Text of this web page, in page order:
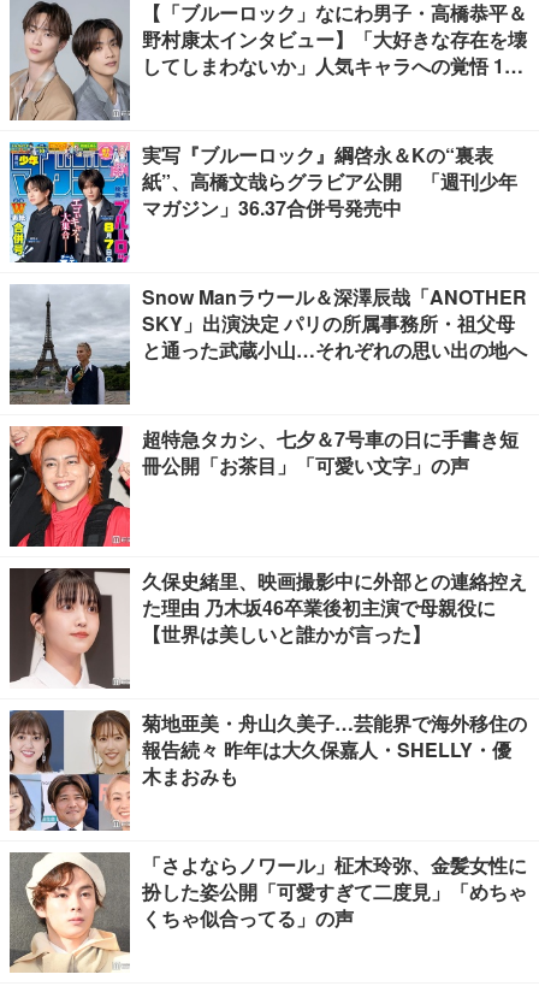
【「ブルーロック」なにわ男子・高橋恭平＆
野村康太インタビュー】「大好きな存在を壊
してしまわないか」人気キャラへの覚悟 10
実写『ブルーロック』綱啓永＆Kの“裏表
紙”、高橋文哉らグラビア公開 「週刊少年
マガジン」36.37合併号発売中
Snow Manラウール＆深澤辰哉「ANOTHER
SKY」出演決定 パリの所属事務所・祖父母
と通った武蔵小山…それぞれの思い出の地へ
超特急タカシ、七夕＆7号車の日に手書き短
冊公開「お茶目」「可愛い文字」の声
久保史緒里、映画撮影中に外部との連絡控え
た理由 乃木坂46卒業後初主演で母親役に
【世界は美しいと誰かが言った】
菊地亜美・舟山久美子…芸能界で海外移住の
報告続々 昨年は大久保嘉人・SHELLY・優
木まおみも
「さよならノワール」柾木玲弥、金髪女性に
扮した姿公開「可愛すぎて二度見」「めちゃ
くちゃ似合ってる」の声